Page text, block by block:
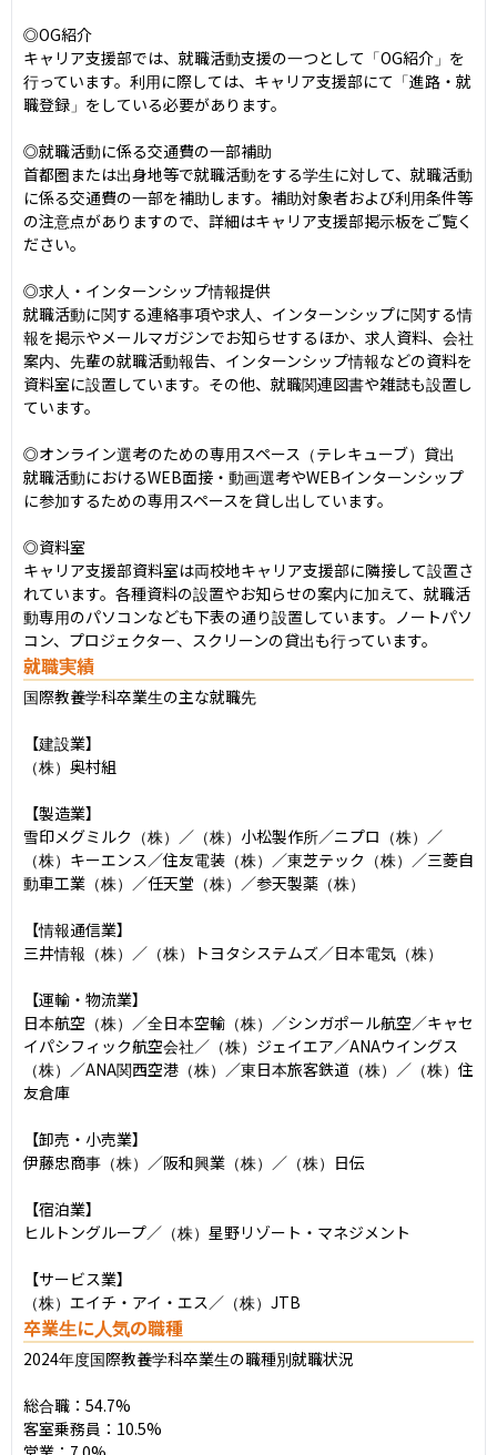
◎OG紹介
キャリア支援部では、就職活動支援の一つとして「OG紹介」を
行っています。利用に際しては、キャリア支援部にて「進路・就
職登録」をしている必要があります。
◎就職活動に係る交通費の一部補助
首都圏または出身地等で就職活動をする学生に対して、就職活動
に係る交通費の一部を補助します。補助対象者および利用条件等
の注意点がありますので、詳細はキャリア支援部掲示板をご覧く
ださい。
◎求人・インターンシップ情報提供
就職活動に関する連絡事項や求人、インターンシップに関する情
報を掲示やメールマガジンでお知らせするほか、求人資料、会社
案内、先輩の就職活動報告、インターンシップ情報などの資料を
資料室に設置しています。その他、就職関連図書や雑誌も設置し
ています。
◎オンライン選考のための専用スペース（テレキューブ）貸出
就職活動におけるWEB面接・動画選考やWEBインターンシップ
に参加するための専用スペースを貸し出しています。
◎資料室
キャリア支援部資料室は両校地キャリア支援部に隣接して設置さ
れています。各種資料の設置やお知らせの案内に加えて、就職活
動専用のパソコンなども下表の通り設置しています。ノートパソ
コン、プロジェクター、スクリーンの貸出も行っています。
就職実績
国際教養学科卒業生の主な就職先
【建設業】
（株）奥村組
【製造業】
雪印メグミルク（株）／（株）小松製作所／ニプロ（株）／
（株）キーエンス／住友電装（株）／東芝テック（株）／三菱自
動車工業（株）／任天堂（株）／参天製薬（株）
【情報通信業】
三井情報（株）／（株）トヨタシステムズ／日本電気（株）
【運輸・物流業】
日本航空（株）／全日本空輸（株）／シンガポール航空／キャセ
イパシフィック航空会社／（株）ジェイエア／ANAウイングス
（株）／ANA関西空港（株）／東日本旅客鉄道（株）／（株）住
友倉庫
【卸売・小売業】
伊藤忠商事（株）／阪和興業（株）／（株）日伝
【宿泊業】
ヒルトングループ／（株）星野リゾート・マネジメント
【サービス業】
（株）エイチ・アイ・エス／（株）JTB
卒業生に人気の職種
2024年度国際教養学科卒業生の職種別就職状況
総合職：54.7%
客室乗務員：10.5%